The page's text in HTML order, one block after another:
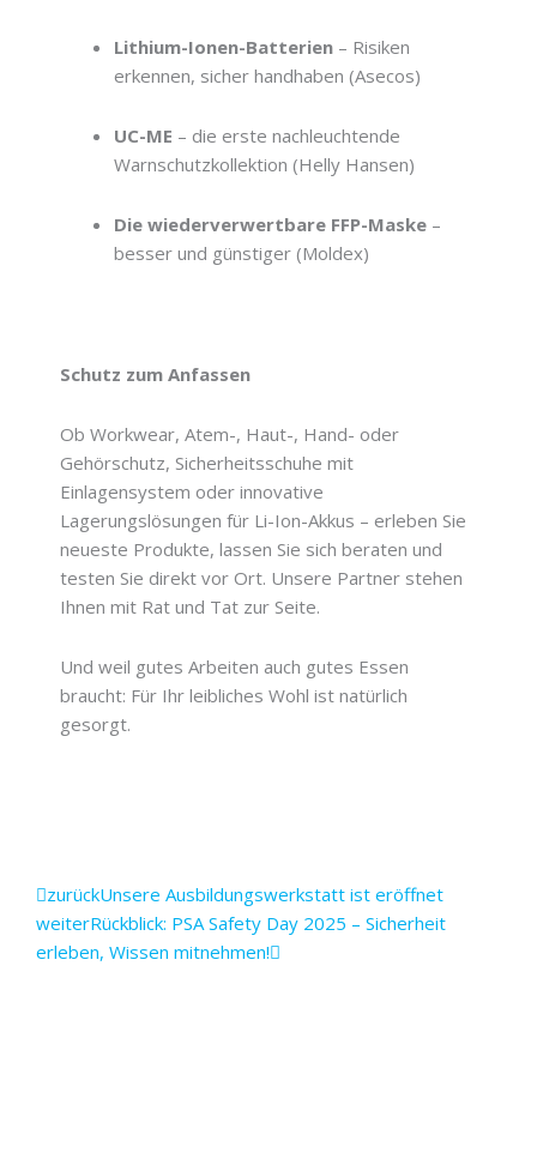
Lithium-Ionen-Batterien – Risiken
erkennen, sicher handhaben (Asecos)
UC-ME – die erste nachleuchtende
Warnschutzkollektion (Helly Hansen)
Die wiederverwertbare FFP-Maske –
besser und günstiger (Moldex)
Schutz zum Anfassen
Ob Workwear, Atem-, Haut-, Hand- oder
Gehörschutz, Sicherheitsschuhe mit
Einlagensystem oder innovative
Lagerungslösungen für Li-Ion-Akkus – erleben Sie
neueste Produkte, lassen Sie sich beraten und
testen Sie direkt vor Ort. Unsere Partner stehen
Ihnen mit Rat und Tat zur Seite.
Und weil gutes Arbeiten auch gutes Essen
braucht: Für Ihr leibliches Wohl ist natürlich
gesorgt.
Zurück
zurückUnsere Ausbildungswerkstatt ist eröffnet
weiterRückblick: PSA Safety Day 2025 – Sicherheit
erleben, Wissen mitnehmen!
Nächster